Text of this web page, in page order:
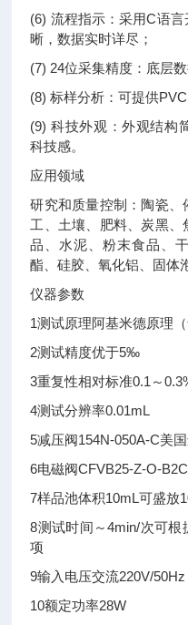
(6) 流程指示：采用C语
晰，数据实时详尽；
(7) 24位采集精度：底层
(8) 标样分析：可提供
(9) 科技外观：外观结构
科技感。
应用领域
研究和质量控制：陶瓷
工、土壤、肥料、炭黑
品、水泥、粉末食品、
酯、硅胶、氧化铝、固体
仪器参数
1测试原理阿基米德原理（
2测试精度优于5‰
3重复性相对标准0.1～
4测试分辨率0.01mL
5减压阀154N-050A-C美
6电磁阀CFVB25-Z-O-
7样品池体积10mL可盛放
8测试时间 ～4min/次可根
项
9输入电压交流220V/50Hz
10额定功率28W